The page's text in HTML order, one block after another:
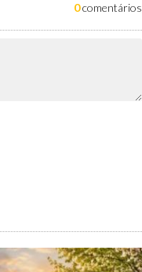
0comentários